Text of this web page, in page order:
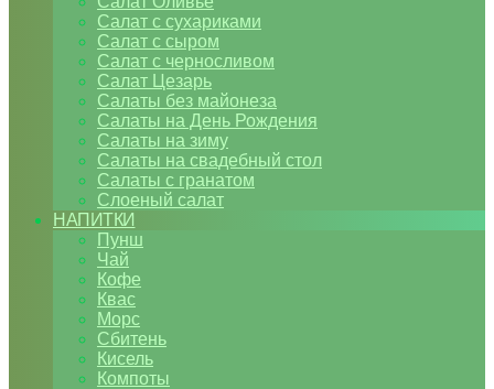
Салат с сухариками
Салат с сыром
Салат с черносливом
Салат Цезарь
Салаты без майонеза
Салаты на День Рождения
Салаты на зиму
Салаты на свадебный стол
Салаты с гранатом
Слоеный салат
НАПИТКИ
Пунш
Чай
Кофе
Квас
Морс
Сбитень
Кисель
Компоты